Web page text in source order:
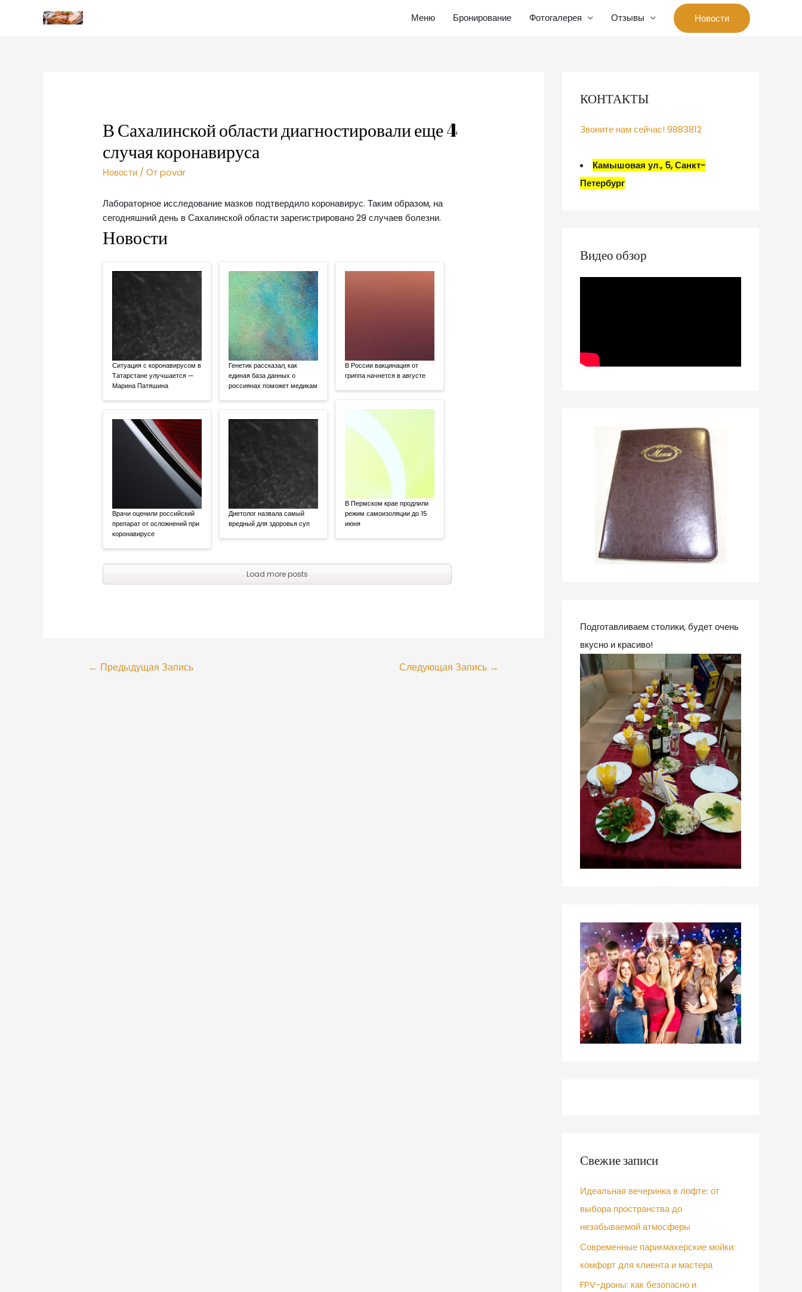
Меню Бронирование Фотогалерея Отзывы Новости
В Сахалинской области диагностировали еще 4
случая коронавируса
Новости / Отpovar
Лабораторное исследование мазков подтвердило коронавирус. Таким образом, на
сегодняшний день в Сахалинской области зарегистрировано 29 случаев болезни.
Новости
Ситуация с коронавирусом в
Татарстане улучшается —
Марина Патяшина
Врачи оценили российский
препарат от осложнений при
коронавирусе
Генетик рассказал, как
единая база данных о
россиянах поможет медикам
Диетолог назвала самый
вредный для здоровья суп
В России вакцинация от
гриппа начнется в августе
В Пермском крае продлили
режим самоизоляции до 15
июня
Load more posts
← Предыдущая Запись Следующая Запись →
КОНТАКТЫ
Звоните нам сейчас! 9883812
Камышовая ул., 5, Санкт-
Петербург
Видео обзор
Подготавливаем столики, будет очень
вкусно и красиво!
Свежие записи
Идеальная вечеринка в лофте: от
выбора пространства до
незабываемой атмосферы
Современные парикмахерские мойки:
комфорт для клиента и мастера
FPV-дроны: как безопасно и